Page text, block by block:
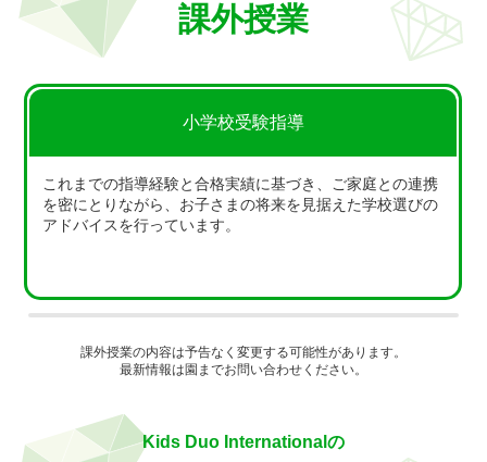
課外授業
小学校受験指導
これまでの指導経験と合格実績に基づき、ご家庭との連携
を密にとりながら、お子さまの将来を見据えた学校選びの
アドバイスを行っています。
課外授業の内容は予告なく変更する可能性があります。
最新情報は園までお問い合わせください。
Kids Duo Internationalの